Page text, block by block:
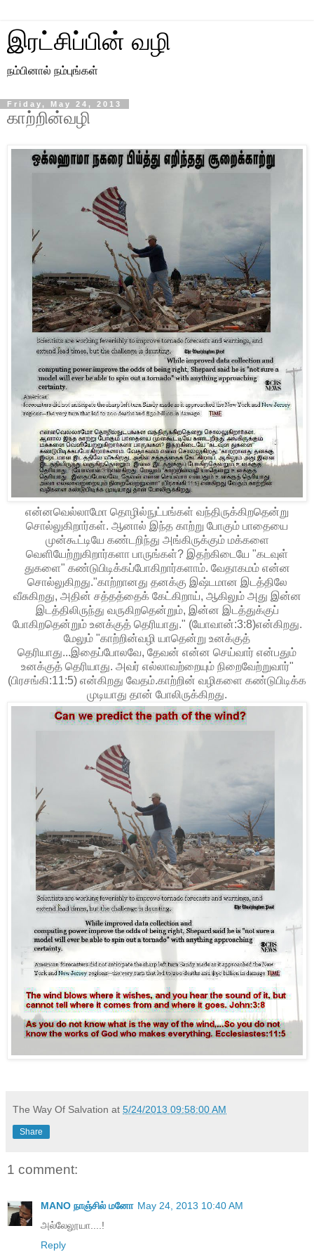
இரட்சிப்பின் வழி
நம்பினால் நம்புங்கள்
Friday, May 24, 2013
காற்றின்வழி
என்ன‌வெல்லாமோ தொழில்நுட்ப‌ங்க‌ள் வ‌ந்திருக்கிற‌தென்று
சொல்லுகிறார்க‌ள். ஆனால் இந்த‌ காற்று போகும் பாதையை
முன்கூட்டியே க‌ண்ட‌றிந்து அங்கிருக்கும் ம‌க்க‌ளை
வெளியேற்றுகிறார்க‌ளா பாருங்க‌ள்? இத‌ற்கிடையே "க‌ட‌வுள்
துக‌ளை" க‌ண்டுபிடிக்க‌ப்போகிறார்க‌ளாம். வேதாக‌ம‌ம் என்ன‌
சொல்லுகிற‌து."காற்றானது தனக்கு இஷ்டமான இடத்திலே
வீசுகிறது, அதின் சத்தத்தைக் கேட்கிறாய், ஆகிலும் அது இன்ன
இடத்திலிருந்து வருகிறதென்றும், இன்ன இடத்துக்குப்
போகிறதென்றும் உனக்குத் தெரியாது." (யோவான்:3:8)என்கிற‌து.
மேலும் "காற்றின்வழி யாதென்று உனக்குத்
தெரியாது...இதைப்போலவே, தேவன் என்ன செய்வார் என்பதும்
உனக்குத் தெரியாது. அவர் எல்லாவற்றையும் நிறைவேற்றுவார்"
(பிர‌ச‌ங்கி:11:5) என்கிறது வேத‌ம்.காற்றின் வ‌ழிக‌ளை க‌ண்டுபிடிக்க‌
முடியாது தான் போலிருக்கிற‌து.
The Way Of Salvation at 5/24/2013 09:58:00 AM
Share
1 comment:
MANO நாஞ்சில் மனோ May 24, 2013 10:40 AM
அல்லேலூயா....!
Reply